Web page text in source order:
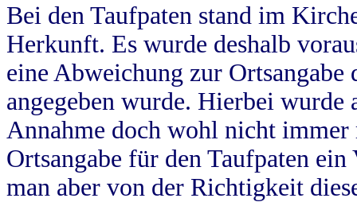
Bei den Taufpaten stand im
Herkunft. Es wurde deshalb
eine Abweichung zur
angegeben wurde. Hierbei wurde
Annahme doch wohl nicht
Ortsangabe für den Taufpaten
man aber von der Richtigkeit